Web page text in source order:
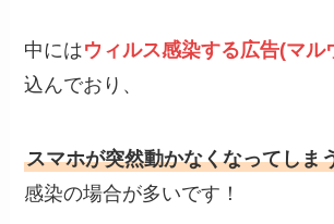
中にはウィルス感染する広告(マル
込んでおり、
スマホが突然動かなくなってしま
感染の場合が多いです！